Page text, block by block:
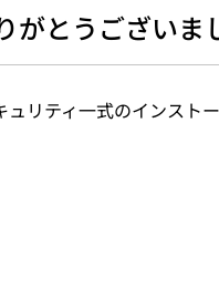
とうございま
リティ一式のインスト